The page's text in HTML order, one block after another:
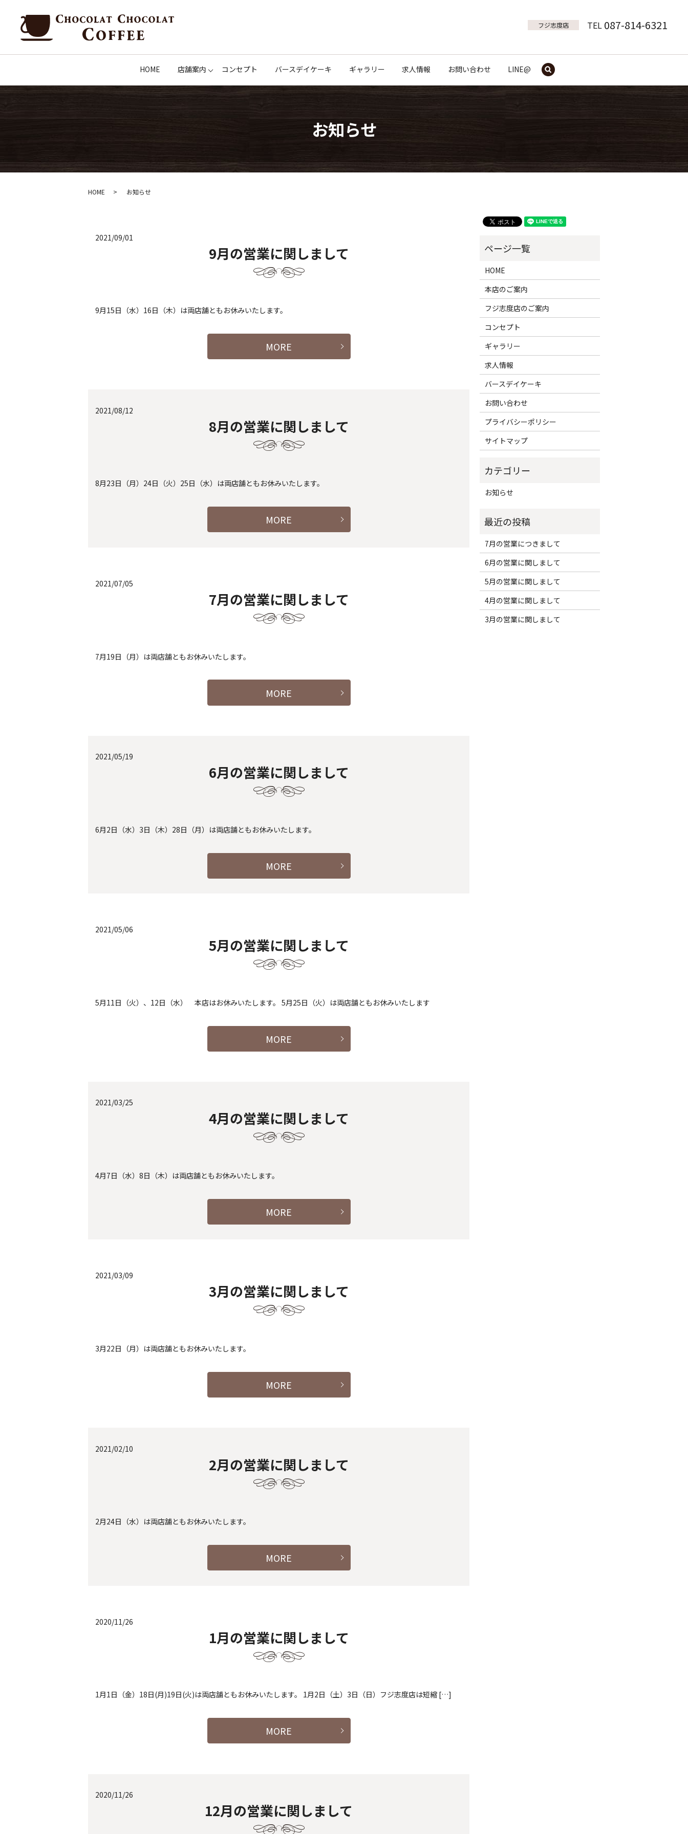
HOME 店舗案内 コンセプト バースデイケーキ ギャラリー 求人情報 お問い合わせ LINE@ search
フジ志度店 TEL 087-814-6321
お知らせ
HOME お知らせ
2021/09/01
9月の営業に関しまして
9月15日（水）16日（木）は両店舗ともお休みいたします。
MORE
2021/08/12
8月の営業に関しまして
8月23日（月）24日（火）25日（水）は両店舗ともお休みいたします。
MORE
2021/07/05
7月の営業に関しまして
7月19日（月）は両店舗ともお休みいたします。
MORE
2021/05/19
6月の営業に関しまして
6月2日（水）3日（木）28日（月）は両店舗ともお休みいたします。
MORE
2021/05/06
5月の営業に関しまして
5月11日（火）、12日（水） 本店はお休みいたします。 5月25日（火）は両店舗ともお休みいたします
MORE
2021/03/25
4月の営業に関しまして
4月7日（水）8日（木）は両店舗ともお休みいたします。
MORE
2021/03/09
3月の営業に関しまして
3月22日（月）は両店舗ともお休みいたします。
MORE
2021/02/10
2月の営業に関しまして
2月24日（水）は両店舗ともお休みいたします。
MORE
2020/11/26
1月の営業に関しまして
1月1日（金）18日(月)19日(火)は両店舗ともお休みいたします。 1月2日（土）3日（日）フジ志度店は短縮 […]
MORE
2020/11/26
12月の営業に関しまして
HOME
本店のご案内
フジ志度店のご案内
コンセプト
ギャラリー
求人情報
バースデイケーキ
お問い合わせ
プライバシーポリシー
サイトマップ
お知らせ
7月の営業につきまして
6月の営業に関しまして
5月の営業に関しまして
4月の営業に関しまして
3月の営業に関しまして